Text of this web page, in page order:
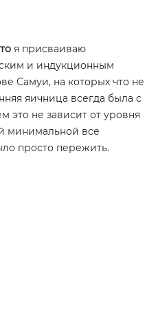
я присваиваю
и индукционным
Самуи, на которых что не
яичница всегда была с
это не зависит от уровня
минимальной все
просто пережить.